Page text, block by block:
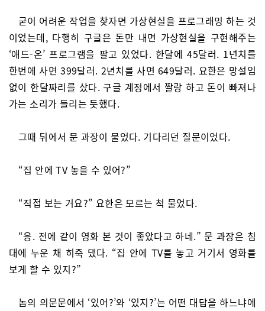
굳이 어려운 작업을 찾자면 가상현실을 프로그래밍 하는 것
이었는데, 다행히 구글은 돈만 내면 가상현실을 구현해주는
‘애드-온’ 프로그램을 팔고 있었다. 한달에 45달러. 1년치를
한번에 사면 399달러. 2년치를 사면 649달러. 요한은 망설임
없이 한달짜리를 샀다. 구글 계정에서 짤랑 하고 돈이 빠져나
가는 소리가 들리는 듯했다.
그때 뒤에서 문 과장이 물었다. 기다리던 질문이었다.
“집 안에 TV 놓을 수 있어?”
“직접 보는 거요?” 요한은 모르는 척 물었다.
“응. 전에 같이 영화 본 것이 좋았다고 하네.” 문 과장은 침
대에 누운 채 히죽 댔다. “집 안에 TV를 놓고 거기서 영화를
보게 할 수 있지?”
놈의 의문문에서 ‘있어?’와 ‘있지?’는 어떤 대답을 하느냐에